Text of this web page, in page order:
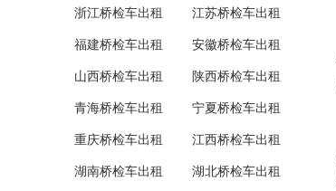
浙江桥检车出租 江苏桥检车出租
福建桥检车出租 安徽桥检车出租
山西桥检车出租 陕西桥检车出租
青海桥检车出租 宁夏桥检车出租
重庆桥检车出租 江西桥检车出租
湖南桥检车出租 湖北桥检车出租